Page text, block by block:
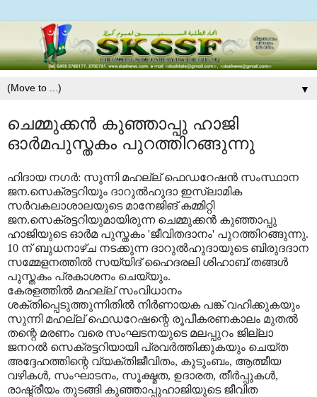
▼
ചെമ്മുക്കന്‍ കുഞ്ഞാപ്പു ഹാജി
ഓര്‍മപുസ്തകം പുറത്തിറങ്ങുന്നു
ഹിദായ നഗര്‍: സുന്നി മഹല്ല് ഫെഡറേഷന്‍ സംസ്ഥാന
ജന.സെക്രട്ടറിയും ദാറുല്‍ഹുദാ ഇസ്‌ലാമിക
സര്‍വകലാശാലയുടെ മാനേജിങ് കമ്മിറ്റി
ജന.സെക്രട്ടറിയുമായിരുന്ന ചെമ്മുക്കന്‍ കുഞ്ഞാപ്പു
ഹാജിയുടെ ഓര്‍മ പുസ്തകം 'ജീവിതദാനം' പുറത്തിറങ്ങുന്നു.
10 ന് ബുധനാഴ്ച നടക്കുന്ന ദാറുല്‍ഹുദായുടെ ബിരുദദാന
സമ്മേളനത്തില്‍ സയ്യിദ് ഹൈദരലി ശിഹാബ് തങ്ങള്‍
പുസ്തകം പ്രകാശനം ചെയ്യും.
കേരളത്തില്‍ മഹല്ല് സംവിധാനം
ശക്തിപ്പെടുത്തുന്നിതില്‍ നിര്‍ണായക പങ്ക് വഹിക്കുകയും
സുന്നി മഹല്ല് ഫെഡറേഷന്റെ രൂപീകരണകാലം മുതല്‍
തന്റെ മരണം വരെ സംഘടനയുടെ മലപ്പുറം ജില്ലാ
ജനറല്‍ സെക്രട്ടറിയായി പ്രവര്‍ത്തിക്കുകയും ചെയ്ത
അദ്ദേഹത്തിന്റെ വ്യക്തിജീവിതം, കുടുംബം, ആത്മീയ
വഴികള്‍, സംഘാടനം, സൂക്ഷ്മത, ഉദാരത, തീര്‍പ്പുകള്‍,
രാഷ്ട്രീയം തുടങ്ങി കുഞ്ഞാപ്പുഹാജിയുടെ ജീവിത